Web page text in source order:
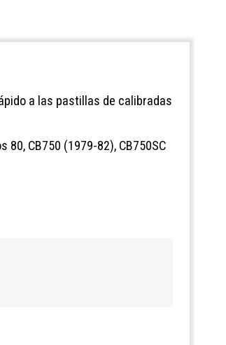
a las pastillas de calibradas
CB750 (1979-82), CB750SC